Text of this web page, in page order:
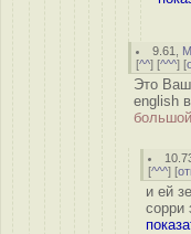
9.61
[^^] [^^^] [
Это
english
[^^^] [
и ей
сорри